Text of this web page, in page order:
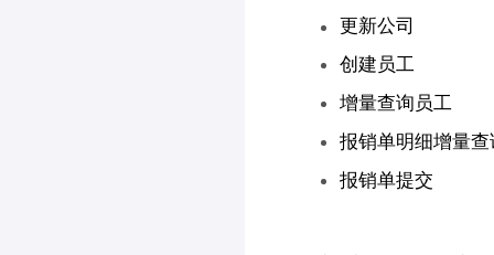
更新公司
创建员工
增量查询员工
报销单明细增量查
报销单提交